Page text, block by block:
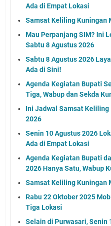
Ada di Empat Lokasi
Samsat Keliling Kuningan
Mau Perpanjang SIM? Ini
Sabtu 8 Agustus 2026
Sabtu 8 Agustus 2026
Ada di Sini!
Agenda Kegiatan Bupati
Tiga, Wabup dan Sekda
Ini Jadwal Samsat
2026
Senin 10 Agustus 2026
Ada di Empat Lokasi
Agenda Kegiatan Bupati
2026 Hanya Satu, Wabup
Samsat Keliling Kuningan
Rabu 22 Oktober 2025
Tiga Lokasi
Selain di Purwasari, Senin